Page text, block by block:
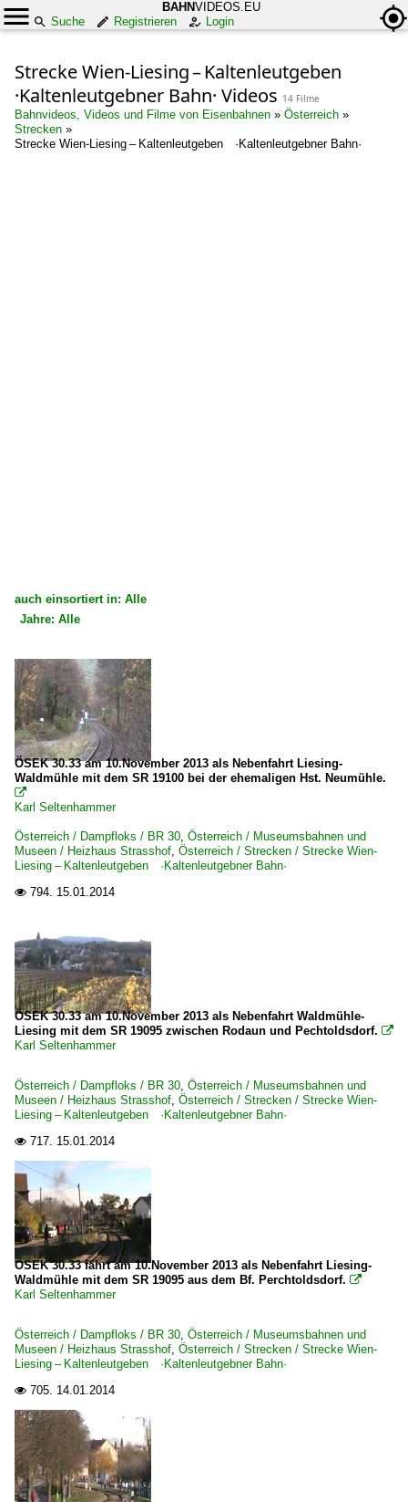
BAHNVIDEOS.EU
Suche
Registrieren Login
Strecke Wien-Liesing – Kaltenleutgeben
·Kaltenleutgebner Bahn· Videos 14 Filme
Bahnvideos, Videos und Filme von Eisenbahnen » Österreich »
Strecken »
Strecke Wien-Liesing – Kaltenleutgeben ·Kaltenleutgebner Bahn·
auch einsortiert in: Alle
Österreich
Dampfloks
BR 30
BR 2062 ·JW DH 400 B32·
Museumsbahnen und Museen
Frowos
Jahre: Alle
Alle Jahre
2010
2012
2013
ÖSEK 30.33 am 10.November 2013 als Nebenfahrt Liesing-
Waldmühle mit dem SR 19100 bei der ehemaligen Hst. Neumühle.

Karl Seltenhammer
Österreich / Dampfloks / BR 30, Österreich / Museumsbahnen und
Museen / Heizhaus Strasshof, Österreich / Strecken / Strecke Wien-
Liesing – Kaltenleutgeben ·Kaltenleutgebner Bahn·
 794. 15.01.2014
ÖSEK 30.33 am 10.November 2013 als Nebenfahrt Waldmühle-
Liesing mit dem SR 19095 zwischen Rodaun und Pechtoldsdorf. 
Karl Seltenhammer
Österreich / Dampfloks / BR 30, Österreich / Museumsbahnen und
Museen / Heizhaus Strasshof, Österreich / Strecken / Strecke Wien-
Liesing – Kaltenleutgeben ·Kaltenleutgebner Bahn·
 717. 15.01.2014
ÖSEK 30.33 fährt am 10.November 2013 als Nebenfahrt Liesing-
Waldmühle mit dem SR 19095 aus dem Bf. Perchtoldsdorf. 
Karl Seltenhammer
Österreich / Dampfloks / BR 30, Österreich / Museumsbahnen und
Museen / Heizhaus Strasshof, Österreich / Strecken / Strecke Wien-
Liesing – Kaltenleutgeben ·Kaltenleutgebner Bahn·
 705. 14.01.2014